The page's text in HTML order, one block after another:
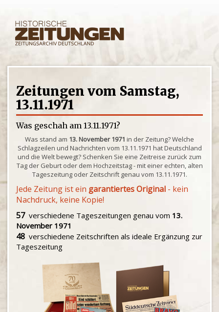
Zeitungen vom Samstag,
13.11.1971
Was geschah am 13.11.1971?
Was stand am 13. November 1971 in der Zeitung? Welche
Schlagzeilen und Nachrichten vom 13.11.1971 hat Deutschland
und die Welt bewegt? Schenken Sie eine Zeitreise zurück zum
Tag der Geburt oder dem Hochzeitstag - mit einer echten, alten
Tageszeitung oder Zeitschrift genau vom 13.11.1971.
Jede Zeitung ist ein garantiertes Original - kein
Nachdruck, keine Kopie!
57verschiedene Tageszeitungen genau vom 13.
November 1971
48 verschiedene Zeitschriften als ideale Ergänzung zur
Tageszeitung